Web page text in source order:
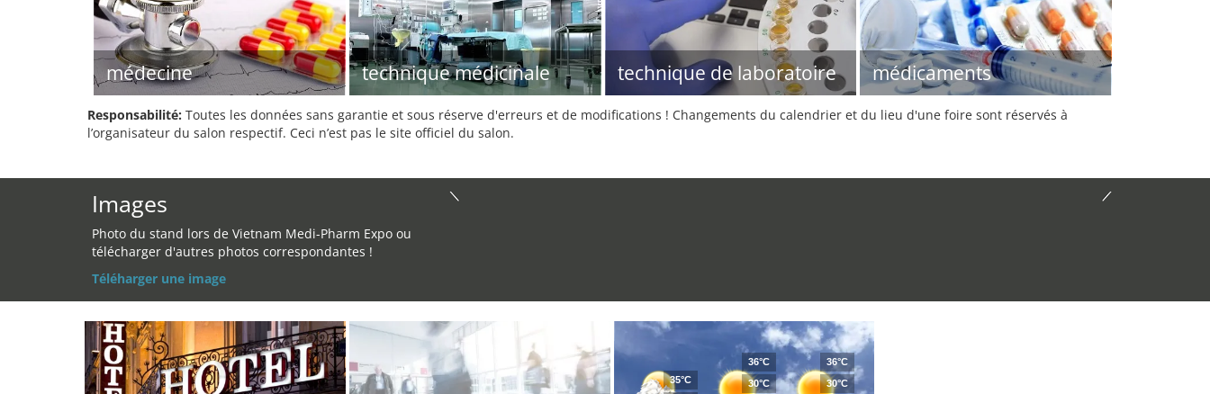
médecine technique médicinale technique de laboratoire médicaments
Responsabilité: Toutes les données sans garantie et sous réserve d'erreurs et de modifications ! Changements du calendrier et du lieu d'une foire sont réservés à
l’organisateur du salon respectif. Ceci n’est pas le site officiel du salon.
Images
Photo du stand lors de Vietnam Medi-Pharm Expo ou
télécharger d'autres photos correspondantes !
Téléharger une image
35°C
36°C
30°C
36°C
30°C